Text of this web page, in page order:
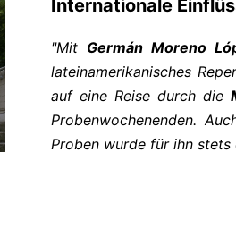
Internationale
"Mit Germán Moreno
lateinamerikanisches
auf eine Reise durch die
Probenwochenenden.
Proben wurde für ihn